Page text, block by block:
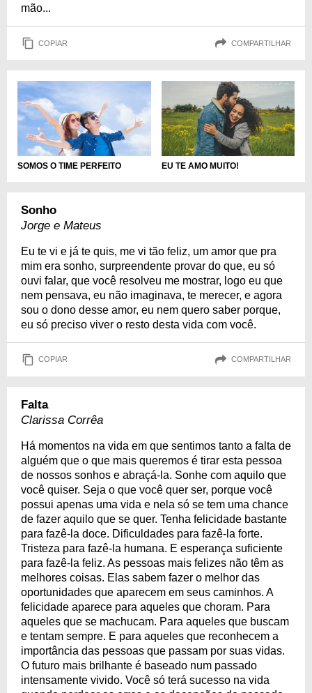
mão...
COPIAR COMPARTILHAR
SOMOS O TIME PERFEITO EU TE AMO MUITO!
Sonho
Jorge e Mateus
Eu te vi e já te quis, me vi tão feliz, um amor que pra
mim era sonho, surpreendente provar do que, eu só
ouvi falar, que você resolveu me mostrar, logo eu que
nem pensava, eu não imaginava, te merecer, e agora
sou o dono desse amor, eu nem quero saber porque,
eu só preciso viver o resto desta vida com você.
COPIAR COMPARTILHAR
Falta
Clarissa Corrêa
Há momentos na vida em que sentimos tanto a falta de
alguém que o que mais queremos é tirar esta pessoa
de nossos sonhos e abraçá-la. Sonhe com aquilo que
você quiser. Seja o que você quer ser, porque você
possui apenas uma vida e nela só se tem uma chance
de fazer aquilo que se quer. Tenha felicidade bastante
para fazê-la doce. Dificuldades para fazê-la forte.
Tristeza para fazê-la humana. E esperança suficiente
para fazê-la feliz. As pessoas mais felizes não têm as
melhores coisas. Elas sabem fazer o melhor das
oportunidades que aparecem em seus caminhos. A
felicidade aparece para aqueles que choram. Para
aqueles que se machucam. Para aqueles que buscam
e tentam sempre. E para aqueles que reconhecem a
importância das pessoas que passam por suas vidas.
O futuro mais brilhante é baseado num passado
intensamente vivido. Você só terá sucesso na vida